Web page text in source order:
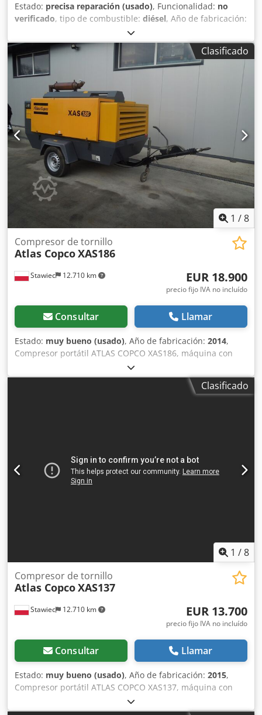
Estado: precisa reparación (usado), Funcionalidad: no
verificado, tipo de combustible: diésel, Año de fabricación:
, horas de funcionamiento:
Copco XAS 68 DDG, año de fabricación 2017, 1.154 horas
de funcionamiento, caudal 3,5 m³, potencia de emergencia
12,5 kVA, conexiones: 1 x 230 voltios, 2 x 400 voltios, núm.
de serie YA3064303H0461812, eje doblado, el compresor
funciona correctamente por lo demás, ABE/registro
disponible. Cedpfey Aktasx Ak Eerf
Clasificado
1 /8
Stawiec 12.710 km
Compresor de tornillo
Atlas CopcoXAS186
EUR 18.900
precio fijo IVA no incluído
Consultar Llamar
Estado: muy bueno (usado), Año de fabricación: 2014,
Compresor portátil ATLAS COPCO XAS186, máquina con
enfriador final tras servicio completo. Datos técnicos:
capacidad: 11,10 m3/min; presión de trabajo: 7 bar;
Codjyfnwgjpfx Ak Eorf año de fabricación: 2014 motorClasificado
1 /8
Stawiec 12.710 km
Compresor de tornillo
Atlas CopcoXAS137
EUR 13.700
precio fijo IVA no incluído
Consultar Llamar
Estado: muy bueno (usado), Año de fabricación: 2015,
Compresor portátil ATLAS COPCO XAS137, máquina con
refrigerador final, revisada y en perfecto estado. Datos
técnicos: caudal: 7,70 m³/min; Crodpszky Nkjfx Ak Ejf